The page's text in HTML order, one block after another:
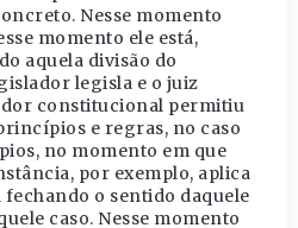
Nesse momento
momento ele está,
aquela divisão do
legisla e o juiz
constitucional permitiu
e regras, no caso
no momento em que
por exemplo, aplica
o sentido daquele
caso. Nesse momento